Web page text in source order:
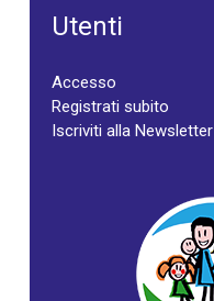
Utenti
Accesso
Registrati subito
Iscriviti alla Newsletter